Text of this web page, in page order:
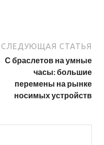
СЛЕДУЮЩАЯ СТАТЬЯ
С браслетов на умные
часы: большие
перемены на рынке
носимых устройств